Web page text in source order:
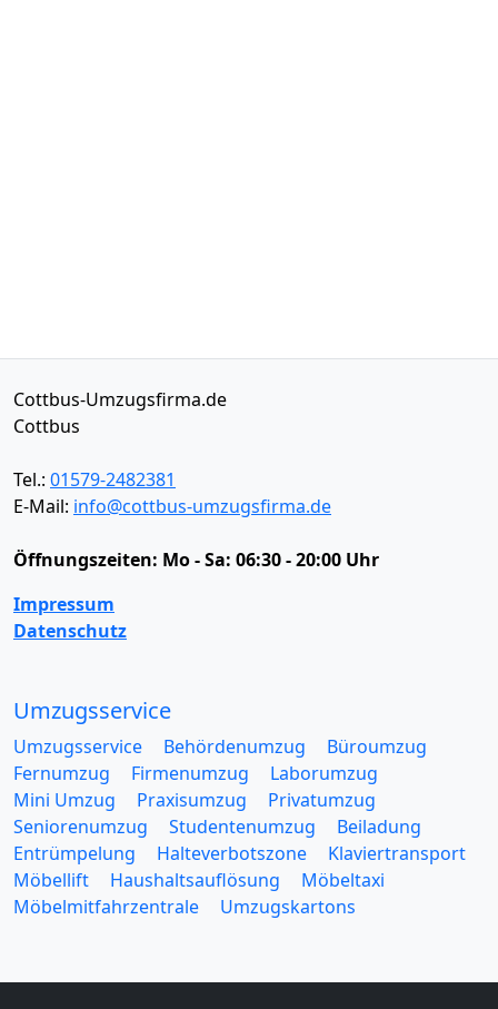
Cottbus-Umzugsfirma.de
Cottbus
Tel.: 01579-2482381
E-Mail: info@cottbus-umzugsfirma.de
Öffnungszeiten: Mo - Sa: 06:30 - 20:00 Uhr
Impressum
Datenschutz
Umzugsservice
Umzugsservice Behördenumzug
Büroumzug
Fernumzug
Firmenumzug
Laborumzug
Mini Umzug
Praxisumzug
Privatumzug
Seniorenumzug
Studentenumzug
Beiladung
Entrümpelung
Halteverbotszone
Klaviertransport
Möbellift
Haushaltsauflösung
Möbeltaxi
Möbelmitfahrzentrale
Umzugskartons